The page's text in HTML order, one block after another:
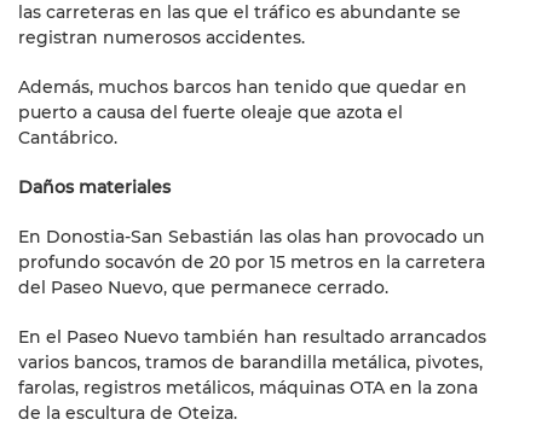
las carreteras en las que el tráfico es abundante se
registran numerosos accidentes.
Además, muchos barcos han tenido que quedar en
puerto a causa del fuerte oleaje que azota el
Cantábrico.
Daños materiales
En Donostia-San Sebastián las olas han provocado un
profundo socavón de 20 por 15 metros en la carretera
del Paseo Nuevo, que permanece cerrado.
En el Paseo Nuevo también han resultado arrancados
varios bancos, tramos de barandilla metálica, pivotes,
farolas, registros metálicos, máquinas OTA en la zona
de la escultura de Oteiza.